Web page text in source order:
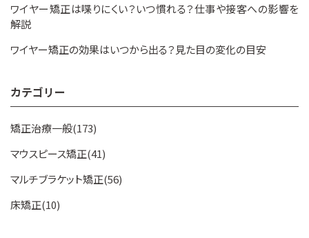
ワイヤー矯正は喋りにくい？いつ慣れる？仕事や接客への影響を
解説
ワイヤー矯正の効果はいつから出る？見た目の変化の目安
カテゴリー
矯正治療一般(173)
マウスピース矯正(41)
マルチブラケット矯正(56)
床矯正(10)